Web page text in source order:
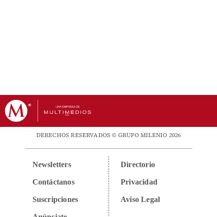
DERECHOS RESERVADOS © GRUPO MILENIO 2026
Newsletters
Contáctanos
Suscripciones
Directorio
Privacidad
Aviso Legal